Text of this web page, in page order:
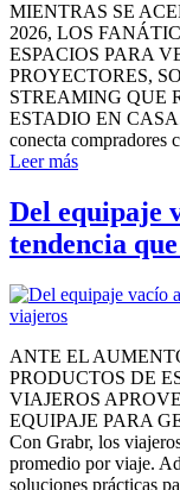
MIENTRAS SE
2026, LOS
ESPACIOS PARA
PROYECTORES,
STREAMING QUE
ESTADIO EN CASA.
conecta compradores
Leer más
Del equipaje
tendencia
ANTE EL
PRODUCTOS DE
VIAJEROS
EQUIPAJE PARA
Con Grabr, los
promedio por viaje.
soluciones prácticas